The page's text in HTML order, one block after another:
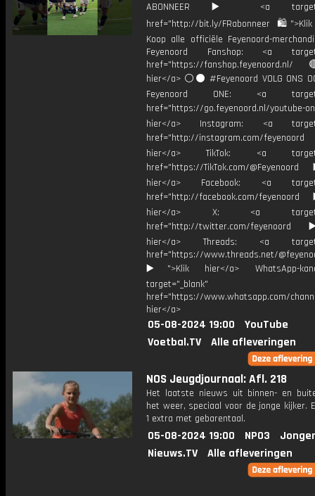
ABONNEER ▶️ <a
href="http://bit.ly/FRabonneer
Koop alle officiële Feyenoord-
Feyenoord Fanshop: <a
href="https://
hier</a> ⚪️⚫ #Feyenoord VOLG ONS
Feyenoord ONE: <a
href="https://go.feyenoord.nl/youtube-
hier</a> Instagram: <a
href="http://instagram.com/
hier</a> TikTok: <a
href="https://TikTok.com/
hier</a> Facebook: <a
href="http://facebook.com/
hier</a> X: <a
href="http://twitter.com/
hier</a> Threads: <a
href="https://www.threads.net/
▶️">Klik hier</a> WhatsApp-
target="_blank"
href="https://www.whatsapp.com/
hier</a>
05-08-2024 19:00
YouTube
Voetbal.TV
Alle afleveringen
NOS Jeugdjournaal: Afl. 218
Het laatste nieuws uit binnen- en
het weer, speciaal voor de jonge kijker.
1 extra met gebarentaal.
05-08-2024 19:00 NPO3
Nieuws.TV
Alle afleveringen